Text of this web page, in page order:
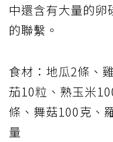
中還含有大量的卵
的聯繫。
食材：地瓜2條、
茄10粒、熟玉米
條、舞菇100克、
量